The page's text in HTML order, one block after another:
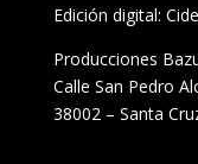
Edición digital:
Producciones
Calle San Pedro
38002 – Santa